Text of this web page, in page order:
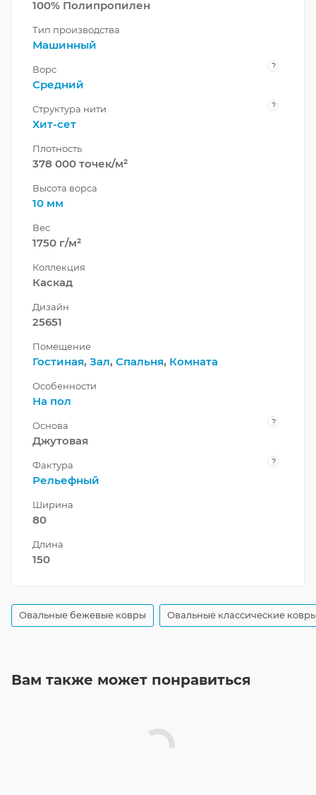
100% Полипропилен
Тип производства
Машинный
Ворс ?
Средний
Структура нити ?
Хит-сет
Плотность
378 000 точек/м²
Высота ворса
10 мм
Вес
1750 г/м²
Коллекция
Каскад
Дизайн
25651
Помещение
Гостиная, Зал, Спальня, Комната
Особенности
На пол
Основа ?
Джутовая
Фактура ?
Рельефный
Ширина
80
Длина
150
Овальные бежевые ковры Овальные классические
Вам также может понравиться